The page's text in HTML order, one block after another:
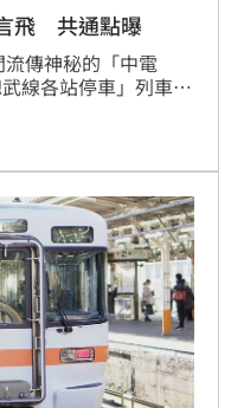
飛 共通點曝
傳神秘的「中電
線各站停車」列車的
，令人憂心他們的工